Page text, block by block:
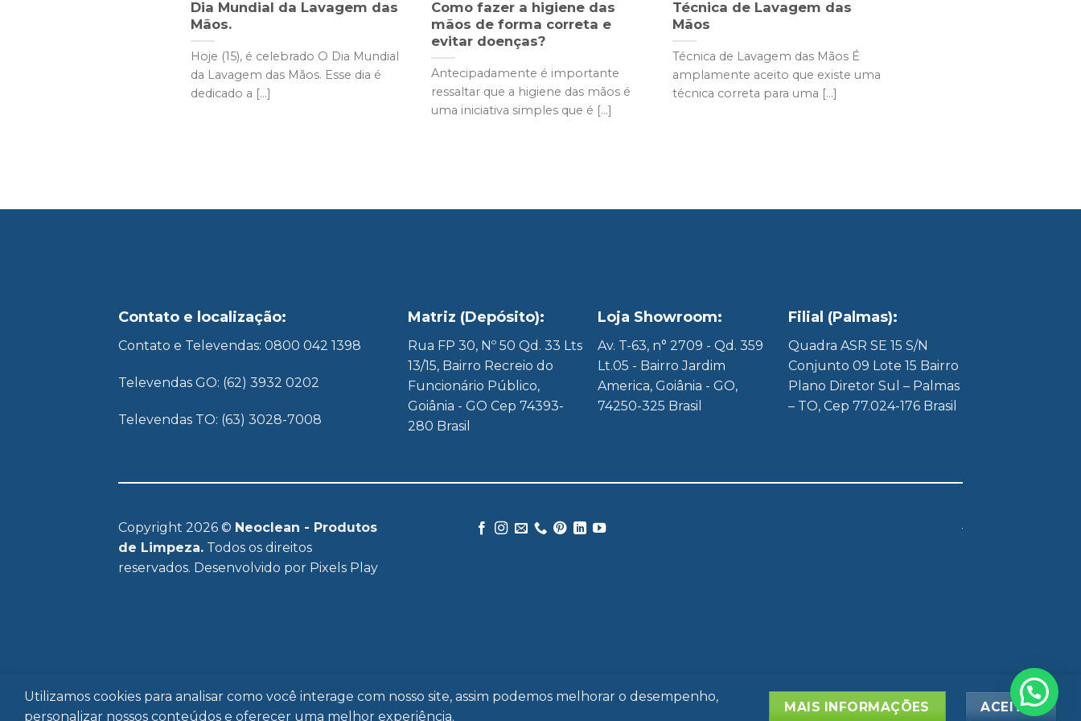
Dia Mundial da Lavagem das
Mãos.
Hoje (15), é celebrado O Dia Mundial
da Lavagem das Mãos. Esse dia é
dedicado a [...]
Como fazer a higiene das
mãos de forma correta e
evitar doenças?
Antecipadamente é importante
ressaltar que a higiene das mãos é
uma iniciativa simples que é [...]
Técnica de Lavagem das
Mãos
Técnica de Lavagem das Mãos É
amplamente aceito que existe uma
técnica correta para uma [...]
Contato e localização:
Contato e Televendas: 0800 042 1398
Televendas GO: (62) 3932 0202
Televendas TO: (63) 3028-7008
Matriz (Depósito):
Rua FP 30, Nº 50 Qd. 33 Lts
13/15, Bairro Recreio do
Funcionário Público,
Goiânia - GO Cep 74393-
280 Brasil
Loja Showroom:
Av. T-63, n° 2709 - Qd. 359
Lt.05 - Bairro Jardim
America, Goiânia - GO,
74250-325 Brasil
Filial (Palmas):
Quadra ASR SE 15 S/N
Conjunto 09 Lote 15 Bairro
Plano Diretor Sul – Palmas
– TO, Cep 77.024-176 Brasil
Copyright 2026 © Neoclean - Produtos
de Limpeza. Todos os direitos
reservados. Desenvolvido por Pixels Play
HOME PRODUTOS FALE CONOSCO POLÍTICA DE PRIVACIDADE
Utilizamos cookies para analisar como você interage com nosso site, assim podemos melhorar o desempenho,
personalizar nossos conteúdos e oferecer uma melhor experiência.
MAIS INFORMAÇÕES ACEITAR